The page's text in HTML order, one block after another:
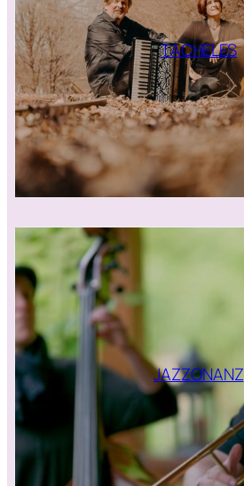
TACHELES
JAZZONANZ